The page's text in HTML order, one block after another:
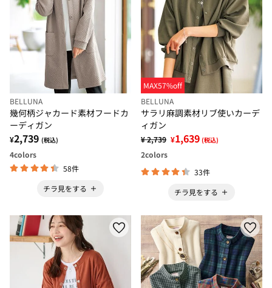
BELLUNA
幾何柄ジャカード素材フードカ
ーディガン
¥2,739 (税込)
4colors
58件
チラ見をする
MAX57%off
BELLUNA
サラリ麻調素材リブ使いカーデ
ィガン
¥ 2,739 ¥1,639 (税込)
2colors
33件
チラ見をする